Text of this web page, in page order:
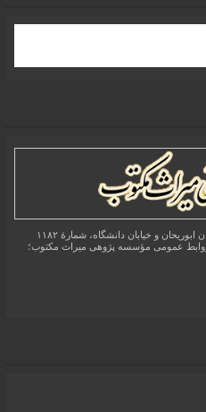
تهران، خیابان انقلاب اسلامی، بین خیابان ابوریحان و خیابان دانشگاه، شمارۀ ۱۱۸۲
فروردین)، طبقۀ دوم، واحد ۸ ، روابط عمومی مؤسسه پژوهی میراث مکتوب؛